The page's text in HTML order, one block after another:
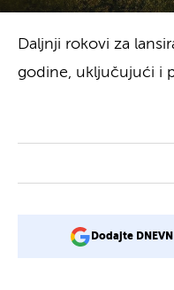
Daljnji rokovi za
godine, uključujući i
Dodajte